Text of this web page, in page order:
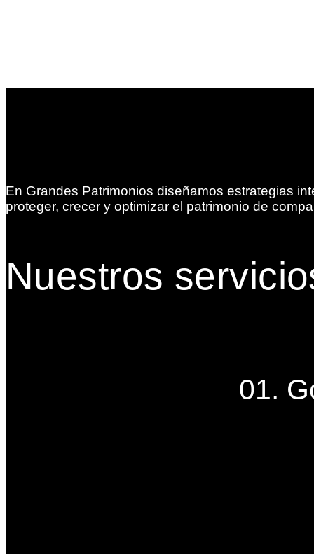
En Grandes Patrimonios diseñamos estrategias
proteger, crecer y optimizar el patrimonio de
Nuestros
01.